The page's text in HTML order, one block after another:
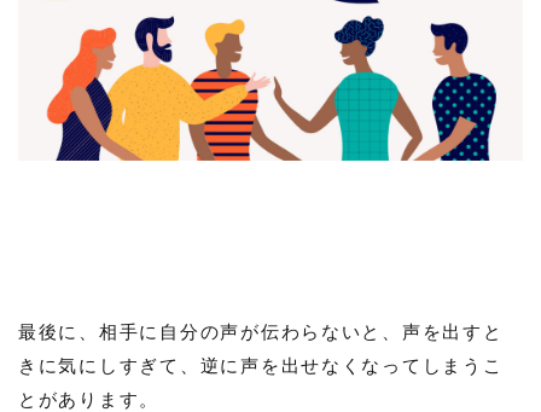
最後に、相手に自分の声が伝わらないと、声を出すと
きに気にしすぎて、逆に声を出せなくなってしまうこ
とがあります。